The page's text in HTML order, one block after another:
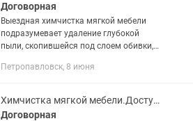
Договорная
Выездная химчистка мягкой мебели
подразумевает удаление глубокой
пыли, скопившейся под слоем обивки,
неприятного запаха. Комплекс
использование...
Петропавловск, 8 июня
Химчистка мягкой мебели.Доступные цены!
Договорная